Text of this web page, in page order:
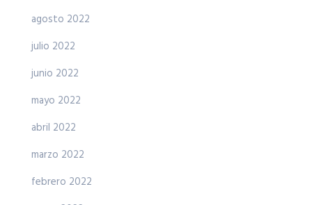
agosto 2022
julio 2022
junio 2022
mayo 2022
abril 2022
marzo 2022
febrero 2022